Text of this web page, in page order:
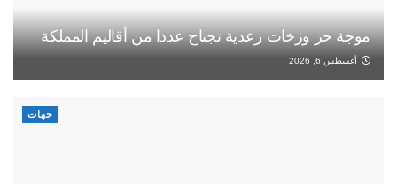
موجة حر وزخات رعدية تجتاح عددا من أقاليم المملكة
أغسطس 6, 2026
جهات